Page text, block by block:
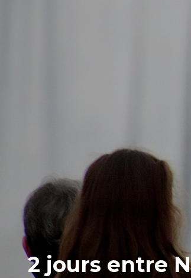
2 jours entre